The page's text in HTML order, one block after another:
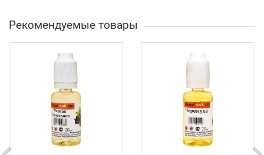
Рекомендуемые товары